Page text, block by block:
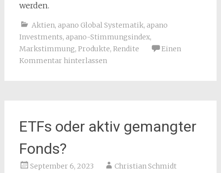
werden.
Aktien, apano Global Systematik, apano
Investments, apano-Stimmungsindex,
Markstimmung, Produkte, Rendite
Einen
Kommentar hinterlassen
ETFs oder aktiv gemangter
Fonds?
September 6, 2023 Christian Schmidt